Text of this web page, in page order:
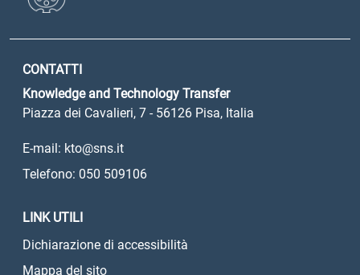
CONTATTI
Knowledge and Technology Transfer
Piazza dei Cavalieri, 7 - 56126 Pisa, Italia
E-mail: kto@sns.it
Telefono: 050 509106
LINK UTILI
Dichiarazione di accessibilità
Mappa del sito